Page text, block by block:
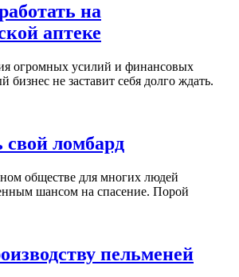
на
аптеке
огромных усилий и финансовых
бизнес не заставит себя долго ждать.
ломбард
обществе для многих людей
шансом на спасение. Порой
пельменей